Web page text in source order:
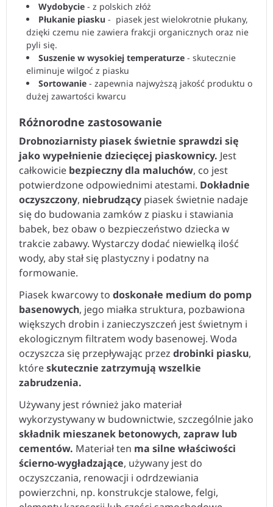
Wydobycie - z polskich złóż
Płukanie piasku - piasek jest wielokrotnie płukany,
dzięki czemu nie zawiera frakcji organicznych oraz nie
pyli się.
Suszenie w wysokiej temperaturze - skutecznie
eliminuje wilgoć z piasku
Sortowanie - zapewnia najwyższą jakość produktu o
dużej zawartości kwarcu
Różnorodne zastosowanie
Drobnoziarnisty piasek świetnie sprawdzi się
jako wypełnienie dziecięcej piaskownicy. Jest
całkowicie bezpieczny dla maluchów, co jest
potwierdzone odpowiednimi atestami. Dokładnie
oczyszczony, niebrudzący piasek świetnie nadaje
się do budowania zamków z piasku i stawiania
babek, bez obaw o bezpieczeństwo dziecka w
trakcie zabawy. Wystarczy dodać niewielką ilość
wody, aby stał się plastyczny i podatny na
formowanie.
Piasek kwarcowy to doskonałe medium do pomp
basenowych, jego miałka struktura, pozbawiona
większych drobin i zanieczyszczeń jest świetnym i
ekologicznym filtratem wody basenowej. Woda
oczyszcza się przepływając przez drobinki piasku,
któreskutecznie zatrzymują wszelkie
zabrudzenia.
Używany jest również jako materiał
wykorzystywany w budownictwie, szczególnie jako
składnik mieszanek betonowych, zapraw lub
cementów. Materiał ten ma silne właściwości
ścierno-wygładzające, używany jest do
oczyszczania, renowacji i odrdzewiania
powierzchni, np. konstrukcje stalowe, felgi,